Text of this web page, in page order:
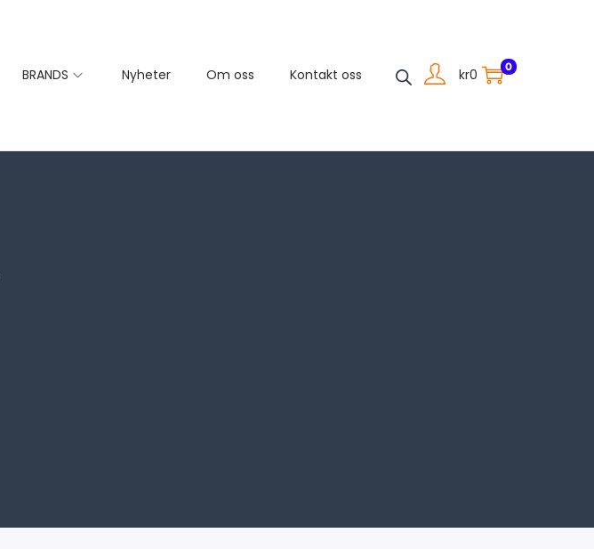
BRANDS Nyheter Om oss Kontakt oss kr0 0